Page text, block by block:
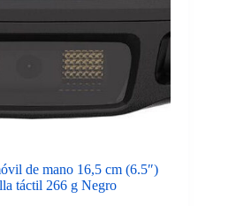
de mano 16,5 cm (6.5″)
táctil 266 g Negro